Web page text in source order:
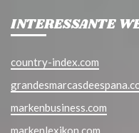
INTERESSANTE
country-index.com
markenbusiness.com
markenlexikon.com